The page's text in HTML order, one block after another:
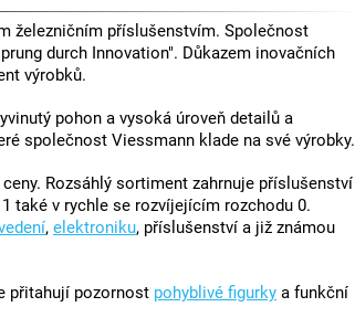
železničním příslušenstvím. Společnost
durch Innovation". Důkazem inovačních
výrobků.
pohon a vysoká úroveň detailů a
společnost Viessmann klade na své výrobky.
Rozsáhlý sortiment zahrnuje příslušenství
také v rychle se rozvíjejícím rozchodu 0.
, elektroniku, příslušenství a již známou
přitahují pozornost pohyblivé figurky a funkční